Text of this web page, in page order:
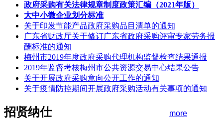
政府采购有关法律规章制度政策汇编（2021年版）
大中小微企业划分标准
关于印发节能产品政府采购品目清单的通知
广东省财政厅关于修订广东省政府采购评审专家劳务报
酬标准的通知
梅州市2019年度政府采购代理机构监督检查结果通报
2019年监督考核梅州市公共资源交易中心结果公告
关于开展政府采购意向公开工作的通知
关于疫情防控期间开展政府采购活动有关事项的通知
招贤纳仕 more